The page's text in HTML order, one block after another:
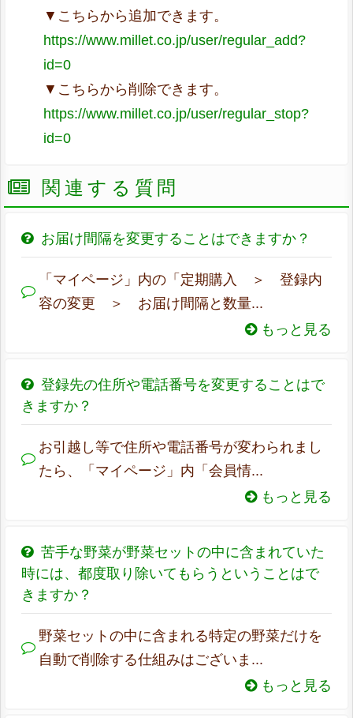
▼こちらから追加できます。
https://www.millet.co.jp/user/regular_add?
id=0
▼こちらから削除できます。
https://www.millet.co.jp/user/regular_stop?
id=0
関連する質問
お届け間隔を変更することはできますか？
「マイページ」内の「定期購入 ＞ 登録内
容の変更 ＞ お届け間隔と数量...
もっと見る
登録先の住所や電話番号を変更することはで
きますか？
お引越し等で住所や電話番号が変わられまし
たら、「マイページ」内「会員情...
もっと見る
苦手な野菜が野菜セットの中に含まれていた
時には、都度取り除いてもらうということはで
きますか？
野菜セットの中に含まれる特定の野菜だけを
自動で削除する仕組みはございま...
もっと見る